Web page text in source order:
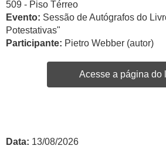
509 - Piso Térreo
Evento: Sessão de Autógrafos do
Potestativas"
Participante: Pietro Webber (autor)
Acesse a página do
Data: 13/08/2026